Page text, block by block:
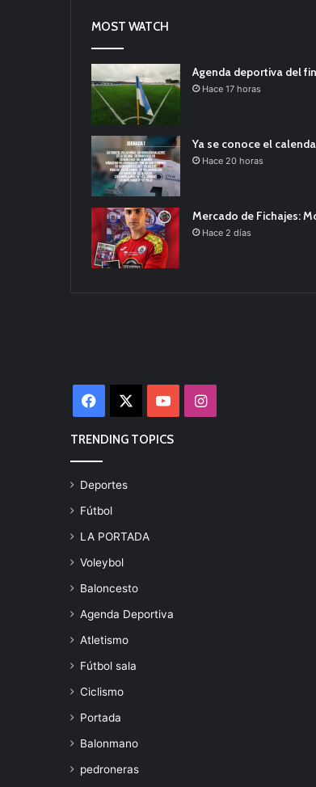
MOST WATCH
Agenda deportiva del
Hace 17 horas
Ya se conoce el
Hace 20 horas
Mercado de Fichajes:
Hace 2 días
Facebook YouTubeInstagram
TRENDING TOPICS
Deportes
Fútbol
LA PORTADA
Voleybol
Baloncesto
Agenda Deportiva
Atletismo
Fútbol sala
Ciclismo
Portada
Balonmano
pedroneras